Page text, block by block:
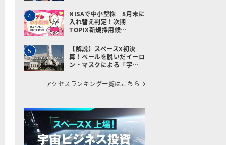
4
NISAで中小型株 8月末に
入れ替え判定！次期
TOPIX新規採用候…
5
【解説】スペースX初決
算！ベールを脱いだイーロ
ン・マスクによる「宇…
アクセスランキング一覧はこちら